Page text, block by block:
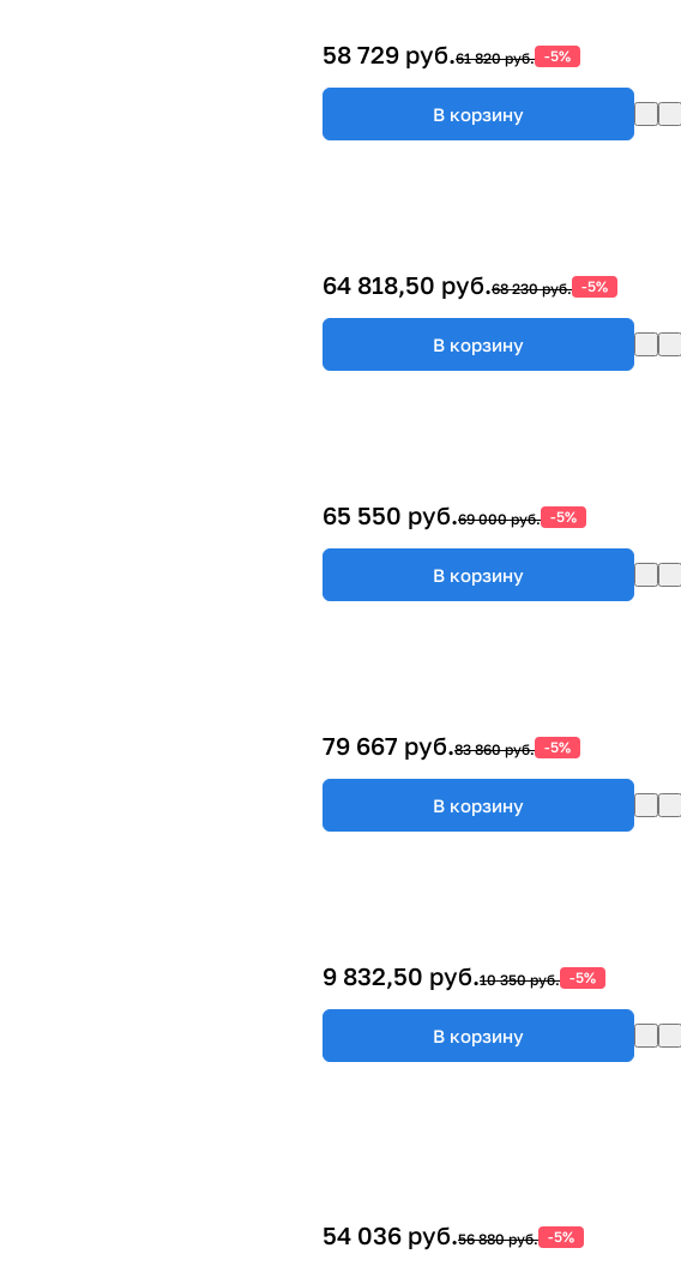
58 729 руб.61 820 руб. -5%
В корзину
64 818,50 руб.68 230 руб. -5%
В корзину
65 550 руб.69 000 руб. -5%
В корзину
79 667 руб.83 860 руб. -5%
В корзину
9 832,50 руб.10 350 руб. -5%
В корзину
54 036 руб.56 880 руб. -5%